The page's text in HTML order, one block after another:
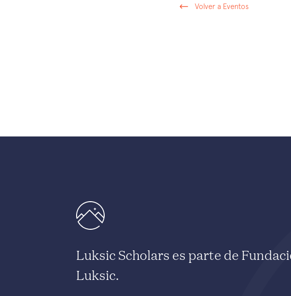
Volver a Eventos
Luksic Scholars es parte de
Luksic.